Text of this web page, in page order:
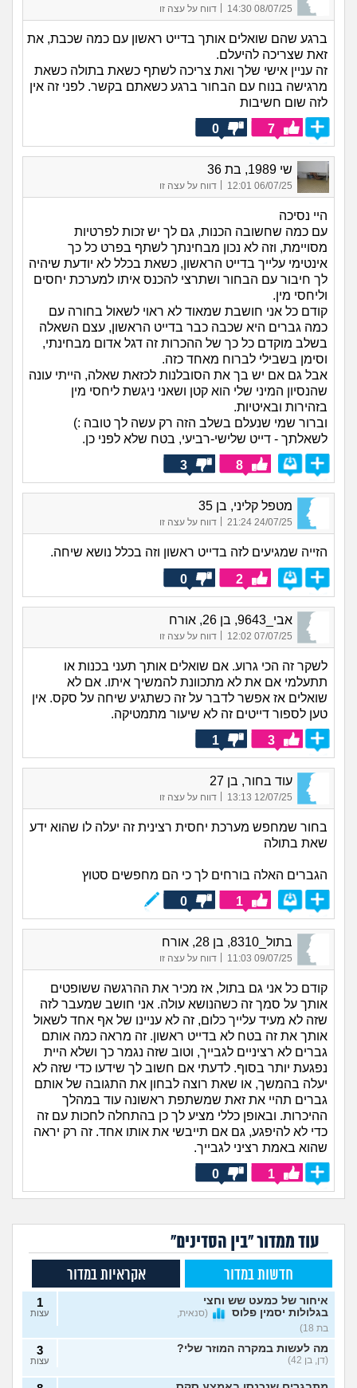
08/07/25 14:30
| דווח על עצה זו
ברגע שהם שואלים אותך בדייט ראשון עם כמה שכבת, את
זאת שצריכה להיעלם.
זה עניין אישי שלך ואת צריכה לשתף כשאת בתולה כשאת
מרגישה בנוח עם הבחור ברגע כשאתם בקשר. לפני זה אין
לזה שום חשיבות
7
0
שי 1989, בת 36
06/07/25 12:01 דווח על עצה זו
היי נסיכה
עם כמה שחשובה הכנות, גם לך יש זכות לפרטיות
מסויימת, וזה לא נכון מבחינתך לשתף בפרט כל כך
אינטימי עלייך בדייט הראשון, כשאת בכלל לא יודעת שיהיה
לך חיבור עם הבחור ושתרצי להכנס איתו למערכת יחסים
וליחסי מין.
קודם כל אני חושבת שמאוד לא ראוי לשאול בחורה עם
כמה גברים היא שכבה כבר בדייט הראשון, עצם השאלה
בשלב מוקדם כל כך של ההכרות זה דגל אדום מבחינתי,
וסימן בשבילי לברוח מאחד כזה.
אבל גם אם יש בך את הסובלנות לכזאת שאלה, הייתי עונה
שהנסיון המיני שלי הוא קטן ושאני ניגשת ליחסי מין
בזהירות ובאיטיות.
וברור שמי שנעלם בשלב הזה רק עשה לך טובה :)
לשאלתך - דייט שלישי-רביעי, בטח שלא לפני כן.
8
3
מטפל קליני, בן 35
24/07/25 21:24 דווח על עצה זו
הזייה שמגיעים לזה בדייט ראשון וזה בכלל נושא שיחה.
2
0
אבי_9643, בן 26, אורח
07/07/25 12:02
| דווח על עצה זו
לשקר זה הכי גרוע. אם שואלים אותך תעני בכנות או
תתעלמי אם את לא מתכוונת להמשיך איתו. אם לא
שואלים אז אפשר לדבר על זה כשתגיע שיחה על סקס. אין
טען לספור דייטים זה לא שיעור מתמטיקה.
3
1
עוד בחור, בן 27
12/07/25 13:13
| דווח על עצה זו
בחור שמחפש מערכת יחסית רצינית זה יעלה לו שהוא ידע
שאת בתולה
הגברים האלה בורחים לך כי הם מחפשים סטוץ
1
0
בתול_8310, בן 28, אורח
09/07/25 11:03 דווח על עצה זו
קודם כל אני גם בתול, אז מכיר את ההרגשה ששופטים
אותך על סמך זה כשהנושא עולה. אני חושב שמעבר לזה
שזה לא מעיד עלייך כלום, זה לא עניינו של אף אחד לשאול
אותך את זה בטח לא בדייט ראשון. זה מראה כמה אותם
גברים לא רציניים לגבייך, וטוב שזה נגמר כך ושלא היית
נפגעת יותר בסוף. לדעתי אם חשוב לך שידעו כדי שזה לא
יעלה בהמשך, או שאת רוצה לבחון את התגובה של אותם
גברים תהיי את זאת שמשתפת ראשונה עוד במהלך
ההיכרות. ובאופן כללי מציע לך כן בהתחלה לחכות עם זה
כדי לא להיפגע, גם אם תייבשי את אותו אחד. זה רק יראה
שהוא באמת רציני לגבייך.
1
0
עוד ממדור "בין הסדינים"
חדשות במדור אקראיות במדור
איחור של כמעט שש וחצי
בגלולות יסמין פלוס
(סנאית,
בת 18)
1
עצות
מה לעשות במקרה המוזר שלי?
(דן, בן 42)
3
עצות